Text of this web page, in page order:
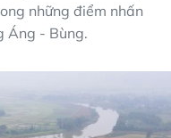
những điểm nhấn
Áng - Bùng.